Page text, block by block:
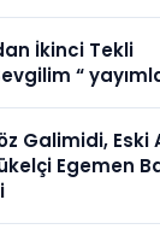
İkinci Tekli
“
Galimidi, Eski
Egemen